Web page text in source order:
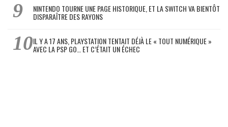
NINTENDO TOURNE UNE PAGE HISTORIQUE, ET LA SWITCH VA BIENTÔT
DISPARAÎTRE DES RAYONS
IL Y A 17 ANS, PLAYSTATION TENTAIT DÉJÀ LE « TOUT NUMÉRIQUE »
AVEC LA PSP GO… ET C’ÉTAIT UN ÉCHEC